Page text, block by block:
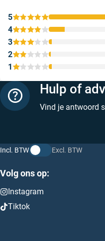
1
2
3
4
5
Hulp of
Vind je antwoord
Incl. BTW Excl. BTW
Volg ons op:
Instagram
Tiktok